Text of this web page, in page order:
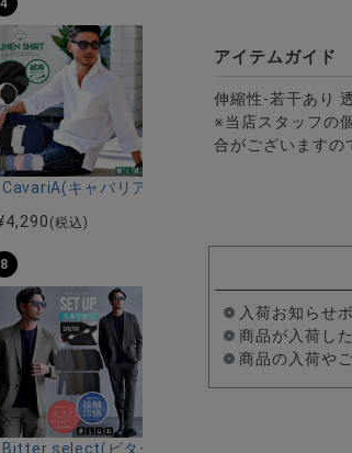
ブニット/全12色
グパンツ/全5色
マ織り7分袖カプリシャツ/全9色
CavariA(キャバリア)コットンリネンホリゾン
4,290 (税込)
半袖シャツ＆イージーパンツ/全2色
4色
レッチジョッパーパンツ/全4色
8
Bitter select(ビターセレクト)接触冷感スーパ
アイテムガイド
伸縮性-若干あり
※当店スタッフの
合がございますの
入荷お知らせ
商品が入荷し
商品の入荷や